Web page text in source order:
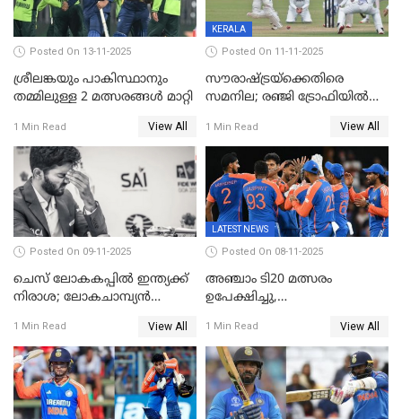
Posted On 13-11-2025
ശ്രീലങ്കയും പാകിസ്ഥാനും
തമ്മിലുള്ള 2 മത്സരങ്ങള്‍ മാറ്റി
1 Min Read View All
KERALA
Posted On 11-11-2025
സൗരാഷ്ട്രയ്‌ക്കെതിരെ
സമനില; രഞ്ജി ട്രോഫിയിൽ
1 Min Read View All
Posted On 09-11-2025
ചെസ് ലോകകപ്പില്‍ ഇന്ത്യക്ക്
നിരാശ; ലോകചാമ്പ്യന്‍
1 Min Read View All
LATEST NEWS
Posted On 08-11-2025
അഞ്ചാം ടി20 മത്സരം
ഉപേക്ഷിച്ചു,
ജയിച്ച് ഇന്ത്യ
1 Min Read View All